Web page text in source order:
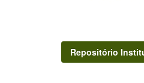
Repositório